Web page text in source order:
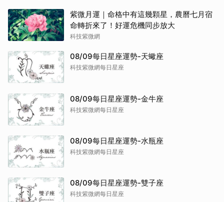
紫微月運｜命格中有這幾顆星，農曆七月宿
命轉折來了！好運危機同步放大
科技紫微網
08/09每日星座運勢-天蠍座
科技紫微網每日星座
08/09每日星座運勢-金牛座
科技紫微網每日星座
08/09每日星座運勢-水瓶座
科技紫微網每日星座
08/09每日星座運勢-雙子座
科技紫微網每日星座